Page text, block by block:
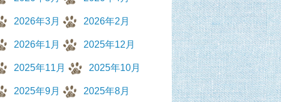
2026年3月 2026年2月
2026年1月 2025年12月
2025年11月 2025年10月
2025年9月 2025年8月